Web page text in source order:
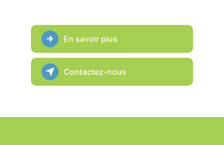
En savoir plus
Contactez-nous